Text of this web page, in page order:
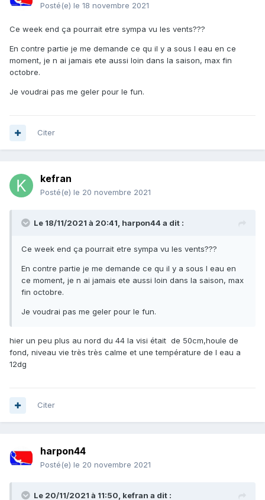
Posté(e) le 18 novembre 2021
Ce week end ça pourrait etre sympa vu les vents???
En contre partie je me demande ce qu il y a sous l eau en ce
moment, je n ai jamais ete aussi loin dans la saison, max fin
octobre.
Je voudrai pas me geler pour le fun.
Citer
kefran
Posté(e) le 20 novembre 2021
Le 18/11/2021 à 20:41, harpon44 a dit :
Ce week end ça pourrait etre sympa vu les vents???
En contre partie je me demande ce qu il y a sous l eau en
ce moment, je n ai jamais ete aussi loin dans la saison, max
fin octobre.
Je voudrai pas me geler pour le fun.
hier un peu plus au nord du 44 la visi était de 50cm,houle de
fond, niveau vie très très calme et une température de l eau a
12dg
Citer
harpon44
Posté(e) le 20 novembre 2021
Le 20/11/2021 à 11:50, kefran a dit :